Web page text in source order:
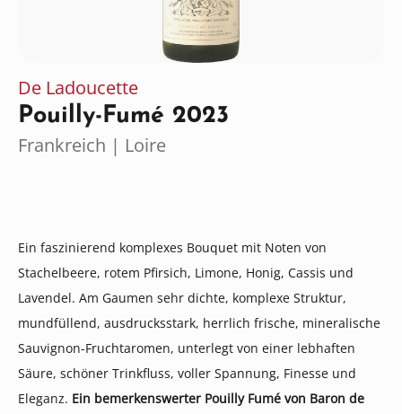
De Ladoucette
Pouilly-Fumé 2023
Frankreich | Loire
Ein faszinierend komplexes Bouquet mit Noten von
Stachelbeere, rotem Pfirsich, Limone, Honig, Cassis und
Lavendel. Am Gaumen sehr dichte, komplexe Struktur,
mundfüllend, ausdrucksstark, herrlich frische, mineralische
Sauvignon-Fruchtaromen, unterlegt von einer lebhaften
Säure, schöner Trinkfluss, voller Spannung, Finesse und
Eleganz. Ein bemerkenswerter Pouilly Fumé von Baron de